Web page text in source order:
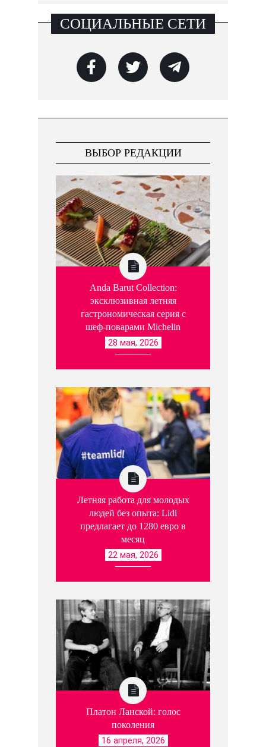
СОЦИАЛЬНЫЕ СЕТИ
ВЫБОР РЕДАКЦИИ
Anda Barut Collection:
эксклюзивная летняя
гастрономическая серия с
шеф-поварами Michelin
28 мая, 2026
Летняя работа для молодых
людей без опыта: Lidl
предлагает до 1280 евро в
месяц
22 мая, 2026
Платон Ланской: голос
поколения
16 апреля, 2026